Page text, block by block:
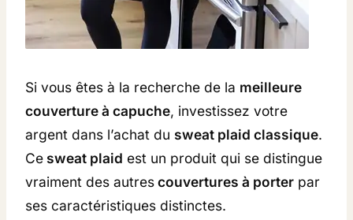
Si vous êtes à la recherche de la meilleure
couverture à capuche, investissez votre
argent dans l’achat du sweat plaid classique.
Ce sweat plaid est un produit qui se distingue
vraiment des autrescouvertures à porter par
ses caractéristiques distinctes.